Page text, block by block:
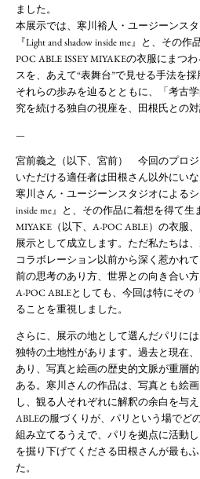
ました。
本展示では、寒川裕人・ユージーンス
『Light and shadow inside me』と、その
POC ABLE ISSEY MIYAKEの衣服にまつ
スを、あえて“表舞台”で見せる手法を採
それらの歩みを辿るとともに、「考古
究を続ける独自の視座を、田根氏との対
—
宮前義之（以下、宮前） 今回のプロジ
いただける適任者は田根さん以外にい
寒川さん・ユージーンスタジオによるシ
inside me』と、その作品に着想を得て生
MIYAKE（以下、A-POC ABLE）の衣服
展示として成立します。ただ私たちは
コラボレーション以前から深く惹かれ
前の思考のあり方、世界との向き合い
A-POC ABLEとしても、今回は特にそ
ることを重視しました。
さらに、展示の地として選んだパリに
独特の土地性があります。過去と現在
あり、写真と絵画の歴史的文脈が重層
ある。寒川さんの作品は、写真とも絵
し、観る人それぞれに解釈の余白を与
ABLEの服づくりが、パリという場でど
組み立てるうえで、パリを拠点に活動
を掘り下げてくださる田根さんが最も
た。